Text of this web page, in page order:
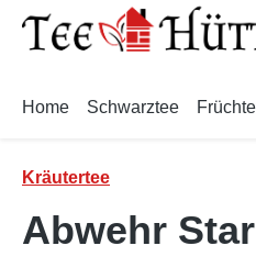
Hauptinhalt springen
Zur Suche springen
Zur Hauptnavigation
Home Schwarztee
Kräutertee
Abwehr